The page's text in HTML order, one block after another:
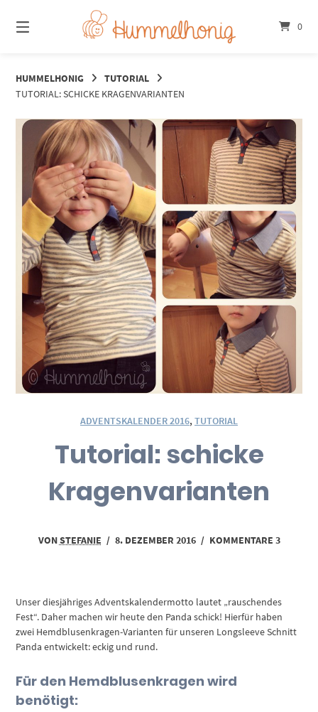
zum
Inhalt
0
HUMMELHONIG
TUTORIAL
TUTORIAL: SCHICKE KRAGENVARIANTEN
ADVENTSKALENDER 2016,TUTORIAL
Tutorial: schicke
Kragenvarianten
VONSTEFANIE / 8. DEZEMBER 2016 / KOMMENTARE 3
Unser diesjähriges Adventskalendermotto lautet „rauschendes
Fest“. Daher machen wir heute den Panda schick! Hierfür haben
zwei Hemdblusenkragen-Varianten für unseren Longsleeve Schnitt
Panda entwickelt: eckig und rund.
Für den Hemdblusenkragen wird
benötigt: